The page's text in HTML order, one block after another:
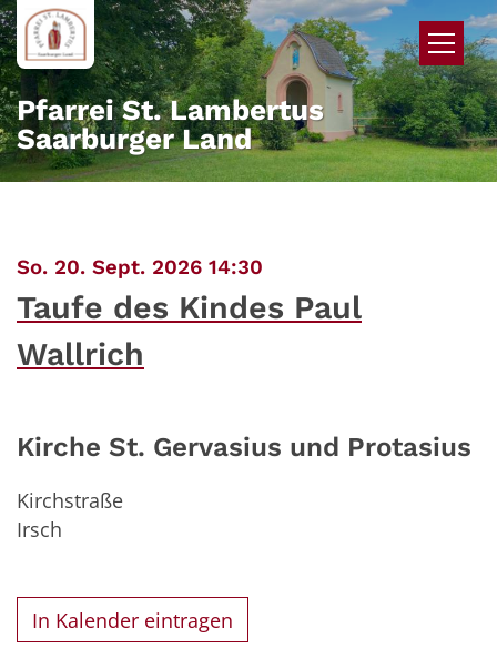
Zum Inhalt springen
Pfarrei St. Lambertus
Saarburger Land
So. 20. Sept. 2026 14:30
Taufe des Kindes Paul
Wallrich
Kirche St. Gervasius und Protasius
Kirchstraße
Irsch
In Kalender eintragen